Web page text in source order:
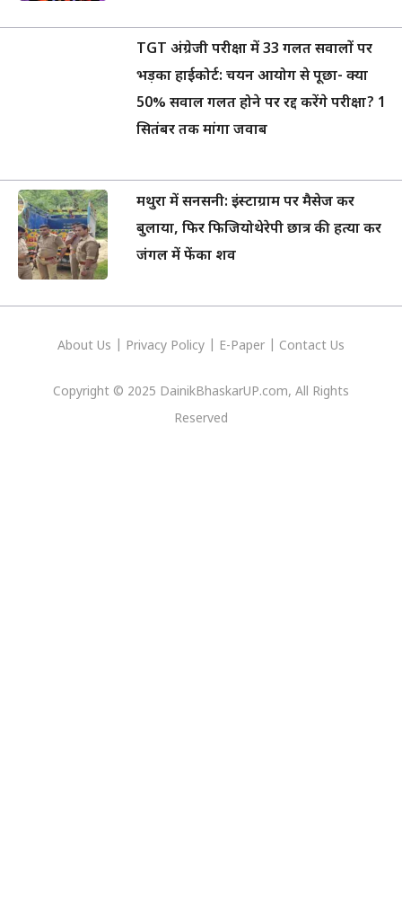
TGT अंग्रेजी परीक्षा में 33 गलत सवालों पर
भड़का हाईकोर्ट: चयन आयोग से पूछा- क्या
50% सवाल गलत होने पर रद्द करेंगे परीक्षा? 1
सितंबर तक मांगा जवाब
मथुरा में सनसनी: इंस्टाग्राम पर मैसेज कर
बुलाया, फिर फिजियोथेरेपी छात्र की हत्या कर
जंगल में फेंका शव
About Us Privacy Policy E-Paper Contact Us
Copyright © 2025 DainikBhaskarUP.com, All Rights
Reserved